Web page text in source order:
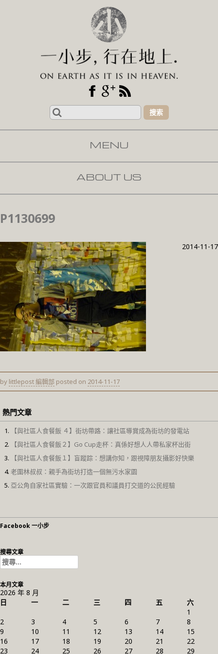
Search
for:
MENU
SKIP TO CONTENT
ABOUT US
P1130699
2014-11-17
by littlepost 編輯部 posted on 2014-11-17
熱門文章
【與社區人食餐飯 ４】街坊帶路：讓社區導賞成為街坊的發電站
【與社區人食餐飯２】Go Cup走杯：真係好想人人帶私家杯出街
【與社區人食餐飯１】盲蹤踪：想講你知，跟視障朋友攝影好快樂
老圍林叔叔：親手為街坊打造一個無污水家園
亞公角自家社區實驗：一次跟官員和議員打交道的公民經驗
Facebook 一小步
搜尋文章
搜
尋
關
鍵
字:
本月文章
2026 年 8 月
日
一 二 三 四 五
六
1
2
3 4 5 6 7
8
9
10 11 12 13 14
15
16
17 18 19 20 21
22
23
24 25 26 27 28 29